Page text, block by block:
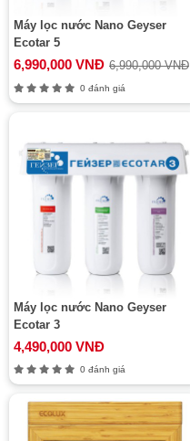
Máy lọc nước Nano Geyser
Ecotar 5
6,990,000 VNĐ 6,990,000 VNĐ
0 đánh giá
Máy lọc nước Nano Geyser
Ecotar 3
4,490,000 VNĐ
0 đánh giá